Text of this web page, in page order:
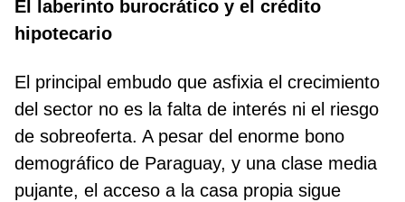
El laberinto burocrático y el crédito
hipotecario
El principal embudo que asfixia el crecimiento
del sector no es la falta de interés ni el riesgo
de sobreoferta. A pesar del enorme bono
demográfico de Paraguay, y una clase media
pujante, el acceso a la casa propia sigue